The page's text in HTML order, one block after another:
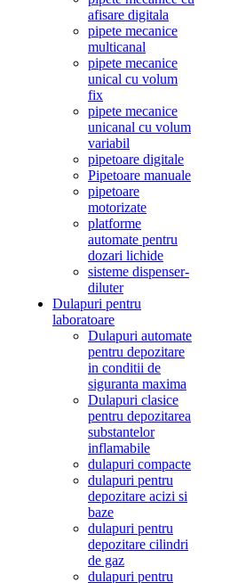
afisare digitala
pipete mecanice
multicanal
pipete mecanice
unical cu volum
fix
pipete mecanice
unicanal cu volum
variabil
pipetoare digitale
Pipetoare manuale
pipetoare
motorizate
platforme
automate pentru
dozari lichide
sisteme dispenser-
diluter
Dulapuri pentru
laboratoare
Dulapuri automate
pentru depozitare
in conditii de
siguranta maxima
Dulapuri clasice
pentru depozitarea
substantelor
inflamabile
dulapuri compacte
dulapuri pentru
depozitare acizi si
baze
dulapuri pentru
depozitare cilindri
de gaz
dulapuri pentru